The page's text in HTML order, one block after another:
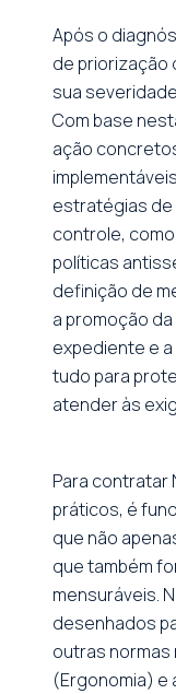
Após o
de priorização
sua
Com base
ação
estratégias de
controle,
políticas
definição de
a promoção
expediente e
tudo para
atender às
Para contratar
práticos, é
que não
que também
mensuráveis.
desenhados
outras normas
(Ergonomia) e